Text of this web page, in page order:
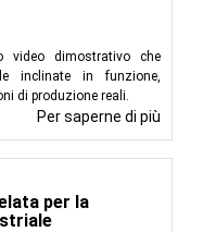
video dimostrativo che
inclinate in funzione,
di produzione reali.
Per saperne di più
per la